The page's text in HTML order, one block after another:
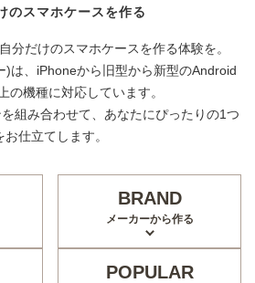
のスマホケースを作る
分だけのスマホケースを作る体験を。
)は、iPhoneから旧型から新型のAndroid
の機種に対応しています。
組み合わせて、あなたにぴったりの1つ
お仕立てします。
BRAND
メーカーから作る
POPULAR